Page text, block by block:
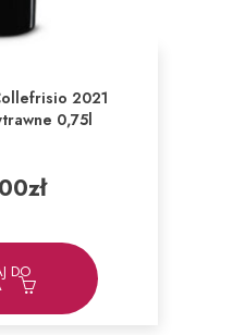
2021
0,75l
zł
DO